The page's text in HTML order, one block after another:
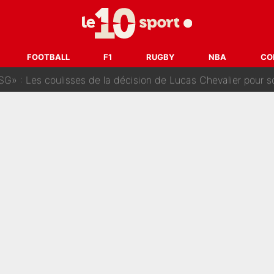
FOOTBALL F1 RUGBY NBA
: Le mercato du PSG va faire des victimes dans
ne vienne pas» : Le soulagement de l'After Foot après le
: Les coulisses de la décision de Lucas Chevalier pour